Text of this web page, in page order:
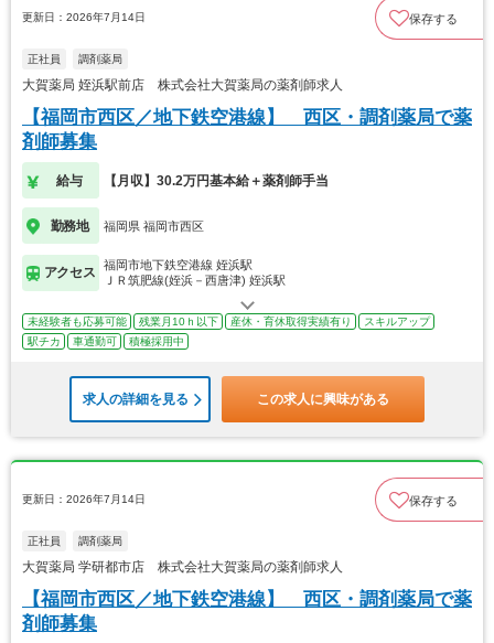
更新日：2026年7月14日 保存する
正社員 調剤薬局
大賀薬局 姪浜駅前店 株式会社大賀薬局の薬剤師求人
【福岡市西区／地下鉄空港線】 西区・調剤薬局で薬
剤師募集
給与 【月収】30.2万円基本給＋薬剤師手当
勤務地 福岡県 福岡市西区
アクセス
福岡市地下鉄空港線 姪浜駅
ＪＲ筑肥線(姪浜－西唐津) 姪浜駅
未経験者も応募可能 残業月10ｈ以下 産休・育休取得実績有り
スキルアップ
駅チカ
車通勤可 積極採用中
求人の詳細を見る この求人に興味がある
更新日：2026年7月14日 保存する
正社員 調剤薬局
大賀薬局 学研都市店 株式会社大賀薬局の薬剤師求人
【福岡市西区／地下鉄空港線】 西区・調剤薬局で薬
剤師募集